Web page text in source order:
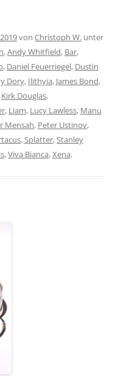
von Christoph W. unter
,Andy Whitfield, Bar,
, Daniel Feuerriegel, Dustin
Dory, Ilithyia, James Bond,
Kirk Douglas,
, Liam, Lucy Lawless, Manu
Mensah, Peter Ustinov,
,Splatter,Stanley
,Viva Bianca,Xena.